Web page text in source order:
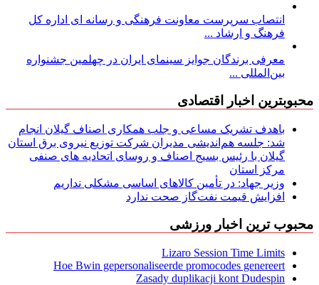
انتصاب سرپرست معاونت فرهنگی و رسانه ای اداره کل
فرهنگ و ارشاد ...
معرفی برندگان جوایز سینمای ایران در چهلمین جشنواره
بین‌المللی ...
محبوبترین اخبار اقتصادی
باهدف تشریک مساعی و جلب همکاری اصناف گیلان انجام
شد: جلسه هم‌اندیشی مدیران شركت توزیع نیروی برق استان
گیلان با رئیس بسیج اصناف و روسای اتحادیه های صنفی
مركز استان
وزیر جهاد: در تأمین کالاهای اساسی مشکلی نداریم
افزایش قیمت نفت‌گاز صحت ندارد
محبوب ترین اخبار ورزشی
Lizaro Session Time Limits
Hoe Bwin gepersonaliseerde promocodes genereert
Zasady duplikacji kont Dudespin